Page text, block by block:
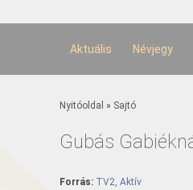
tartalomra
Aktuális Névjegy
Jelenlegi hely
Nyitóoldal » Sajtó
Gubás
Forrás: TV2, Aktív